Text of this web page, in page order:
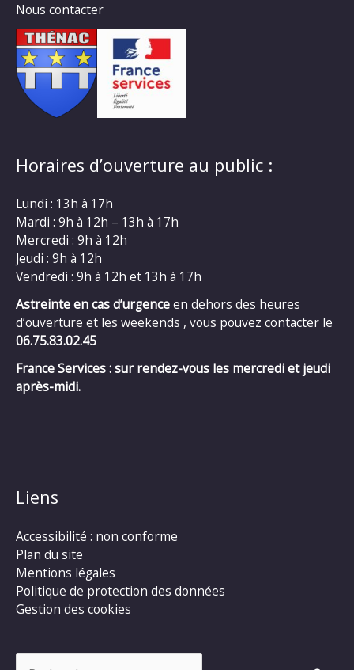
Nous contacter
Horaires d’ouverture au public :
Lundi : 13h à 17h
Mardi : 9h à 12h – 13h à 17h
Mercredi : 9h à 12h
Jeudi : 9h à 12h
Vendredi : 9h à 12h et 13h à 17h
Astreinte en cas d’urgenceen dehors des heures
d’ouverture et les weekends , vous pouvez contacter le
06.75.83.02.45
France Services : sur rendez-vous les mercredi et jeudi
après-midi.
Liens
Accessibilité : non conforme
Plan du site
Mentions légales
Politique de protection des données
Gestion des cookies